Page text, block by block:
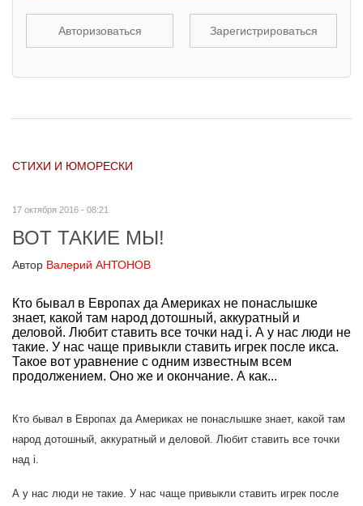
Авторизоваться Зарегистрироваться
СТИХИ И ЮМОРЕСКИ
17 октября 2016 - 08:21
ВОТ ТАКИЕ МЫ!
Автор Валерий АНТОНОВ
Кто бывал в Европах да Америках не понаслышке
знает, какой там народ дотошный, аккуратный и
деловой. Любит ставить все точки над i. А у нас люди не
такие. У нас чаще привыкли ставить игрек после икса.
Такое вот уравнение с одним известным всем
продолжением. Оно же и окончание. А как...
Кто бывал в Европах да Америках не понаслышке знает, какой там
народ дотошный, аккуратный и деловой. Любит ставить все точки
над i.
А у нас люди не такие. У нас чаще привыкли ставить игрек после